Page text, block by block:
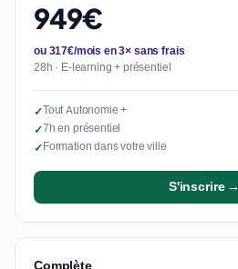
949€
ou 317€/mois en 3× sans frais
28h · E-learning + présentiel
✓Tout Autonomie +
✓7h en présentiel
✓Formation dans votre ville
S'inscrire →
Complète